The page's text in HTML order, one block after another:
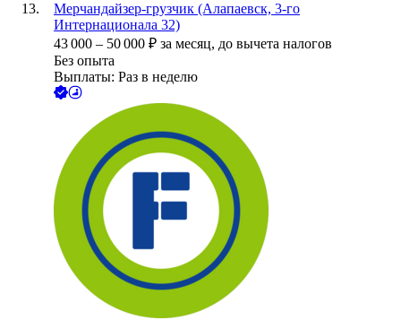
Мерчандайзер-грузчик (Алапаевск, 3-го
Интернационала 32)
43 000 – 50 000 ₽ за месяц, до вычета налогов
Без опыта
Выплаты: Раз в неделю